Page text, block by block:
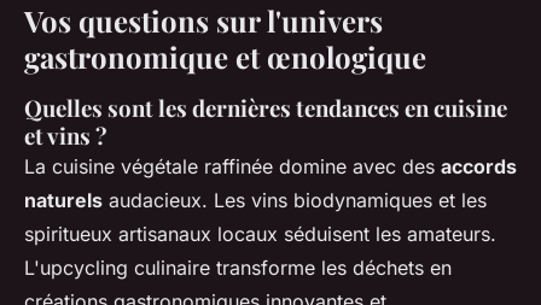
Vos questions sur l'univers
gastronomique et œnologique
Quelles sont les dernières tendances en cuisine
et vins ?
La cuisine végétale raffinée domine avec des accords
naturels audacieux. Les vins biodynamiques et les
spiritueux artisanaux locaux séduisent les amateurs.
L'upcycling culinaire transforme les déchets en